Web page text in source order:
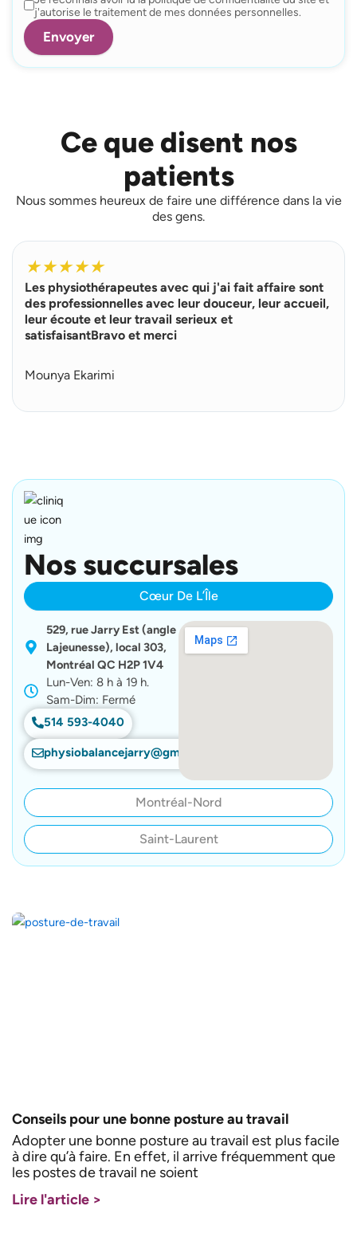
j'autorise le traitement de mes données personnelles.
Ce que disent nos
patients
Nous sommes heureux de faire une différence dans la vie
des gens.
★★★★★
Les physiothérapeutes avec qui j'ai fait affaire sont
des professionnelles avec leur douceur, leur accueil,
leur écoute et leur travail serieux et
satisfaisantBravo et merci
L
Mounya Ekarimi
Nos succursales
Cœur De L’Île
Montréal-Nord
Saint-Laurent
529, rue Jarry Est (angle
Lajeunesse), local 303,
Montréal QC H2P 1V4
Lun-Ven: 8 h à 19 h.
Sam-Dim: Fermé
514 593-4040
physiobalancejarry@gmail.com
Conseils pour une bonne posture au travail
Adopter une bonne posture au travail est plus facile
à dire qu’à faire. En effet, il arrive fréquemment que
les postes de travail ne soient
Lire l'article >